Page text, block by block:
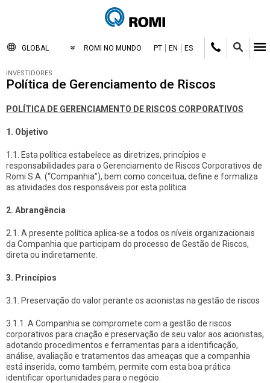
GLOBAL ROMI NO MUNDO PT EN ES
INVESTIDORES
Política de Gerenciamento de Riscos
POLÍTICA DE GERENCIAMENTO DE RISCOS CORPORATIVOS
1. Objetivo
1.1. Esta política estabelece as diretrizes, princípios e
responsabilidades para o Gerenciamento de Riscos Corporativos de
Romi S.A. (“Companhia”), bem como conceitua, define e formaliza
as atividades dos responsáveis por esta política.
2. Abrangência
2.1. A presente política aplica-se a todos os níveis organizacionais
da Companhia que participam do processo de Gestão de Riscos,
direta ou indiretamente.
3. Princípios
3.1. Preservação do valor perante os acionistas na gestão de riscos
3.1.1. A Companhia se compromete com a gestão de riscos
corporativos para criação e preservação de seu valor aos acionistas,
adotando procedimentos e ferramentas para a identificação,
análise, avaliação e tratamentos das ameaças que a companhia
está inserida, como também, permite com esta boa prática
identificar oportunidades para o negócio.